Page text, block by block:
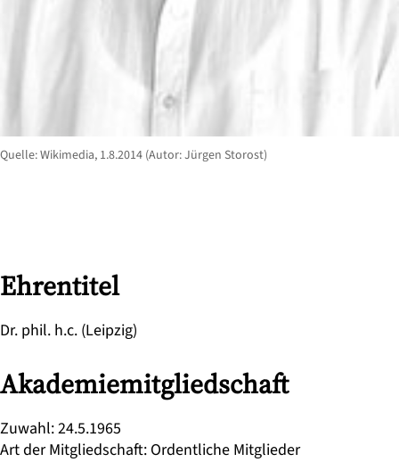
Ehrentitel
Dr. phil. h.c. (Leipzig)
Akademiemitgliedschaft
Zuwahl:24.5.1965
Art der Mitgliedschaft: Ordentliche Mitglieder
Quelle: Wikimedia, 1.8.2014 (Autor: Jürgen Storost)